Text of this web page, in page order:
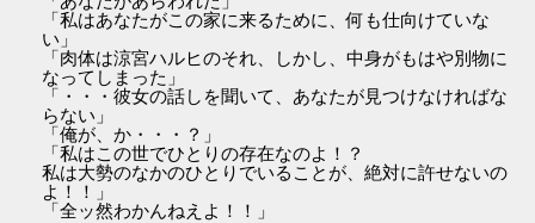
「私はあなたがこの家に来るために、何も仕向けていな
い」
「肉体は涼宮ハルヒのそれ、しかし、中身がもはや別物に
なってしまった」
「・・・彼女の話しを聞いて、あなたが見つけなければな
らない」
「俺が、か・・・？」
「私はこの世でひとりの存在なのよ！？
私は大勢のなかのひとりでいることが、絶対に許せないの
よ！！」
「全ッ然わかんねえよ！！」